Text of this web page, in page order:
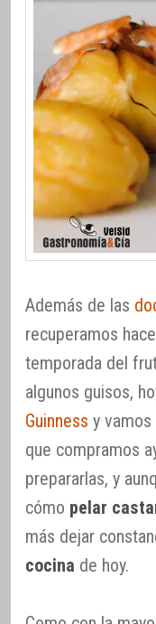
Además de las
recuperamos
temporada del
algunos guisos,
Guinness y vamos
que compramos
prepararlas, y
cómo pelar
más dejar
cocina de hoy.